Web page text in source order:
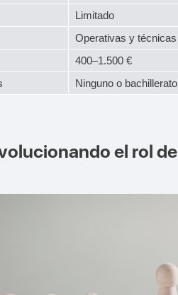
Limitado
Operativas y técnicas
400–1.500 €
Ninguno o bachillerato
el rol